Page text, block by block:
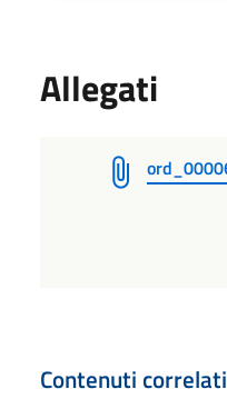
Allegati
Contenuti correlati